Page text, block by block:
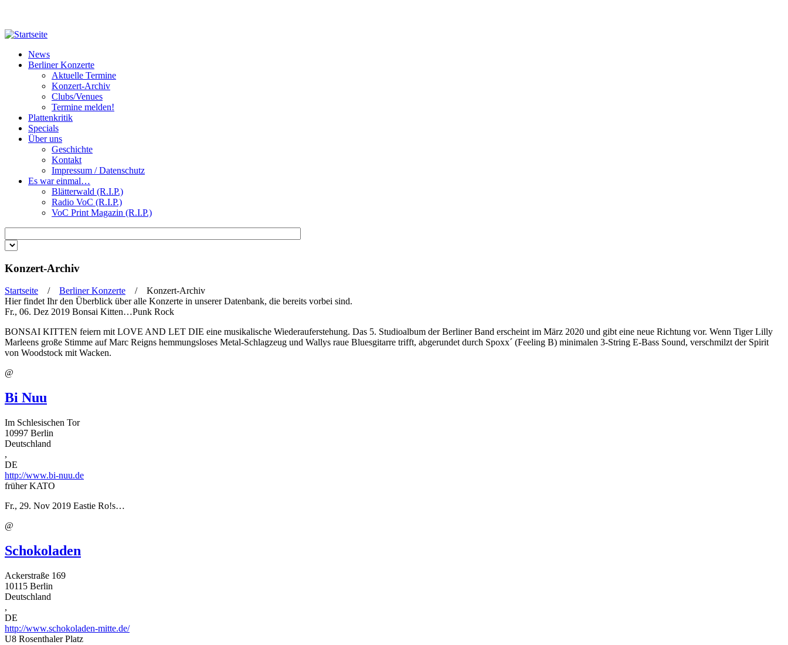
News
Berliner Konzerte
Aktuelle Termine
Konzert-Archiv
Clubs/Venues
Termine melden!
Plattenkritik
Specials
Über uns
Geschichte
Kontakt
Impressum / Datenschutz
Es war einmal…
Blätterwald (R.I.P.)
Radio VoC (R.I.P.)
VoC Print Magazin (R.I.P.)
Konzert-Archiv
Sie sind hier
Startseite / Berliner Konzerte / Konzert-Archiv
Hier findet Ihr den Überblick über alle Konzerte in unserer Datenbank, die bereits vorbei sind.
Fr., 06. Dez 2019 Bonsai Kitten…Punk Rock
BONSAI KITTEN feiern mit LOVE AND LET DIE eine musikalische Wiederauferstehung. Das 5. Studioalbum der Berliner Band erscheint im März 2020 und gibt eine neue Richtung vor. Wenn Tiger Lilly
Marleens große Stimme auf Marc Reigns hemmungsloses Metal-Schlagzeug und Wallys raue Bluesgitarre trifft, abgerundet durch Spoxx´ (Feeling B) minimalen 3-String E-Bass Sound, verschmilzt der Spirit
von Woodstock mit Wacken.
@
Bi Nuu
Im Schlesischen Tor
10997 Berlin
Deutschland
,
DE
http://www.bi-nuu.de
früher KATO
Fr., 29. Nov 2019 Eastie Ro!s…
@
Schokoladen
Ackerstraße 169
10115 Berlin
Deutschland
,
DE
http://www.schokoladen-mitte.de/
U8 Rosenthaler Platz